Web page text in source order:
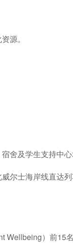
源。
及学生支持中
尔士海岸线直达列
）前15名